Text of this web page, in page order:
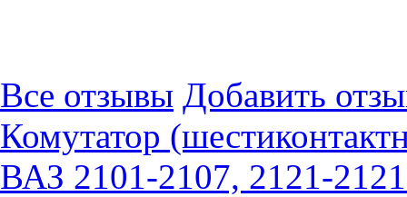
Все отзывы Добавить
Комутатор
ВАЗ 2101-2107, 2121-